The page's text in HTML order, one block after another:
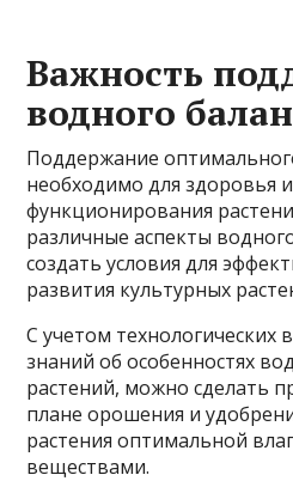
Важность
водного
Поддержание
необходимо для здоровья
функционирования
различные аспекты
создать условия для
развития культурных
С учетом технологических
знаний об особенностях
растений, можно сделать
плане орошения и
растения оптимальной
веществами.